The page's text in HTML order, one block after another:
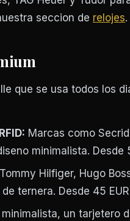
seccion de relojes.
que se usa todos los
Marcas como
minimalista. Desde
Tommy Hilfiger, Hugo
ternera. Desde 45
minimalista, un tarjetero